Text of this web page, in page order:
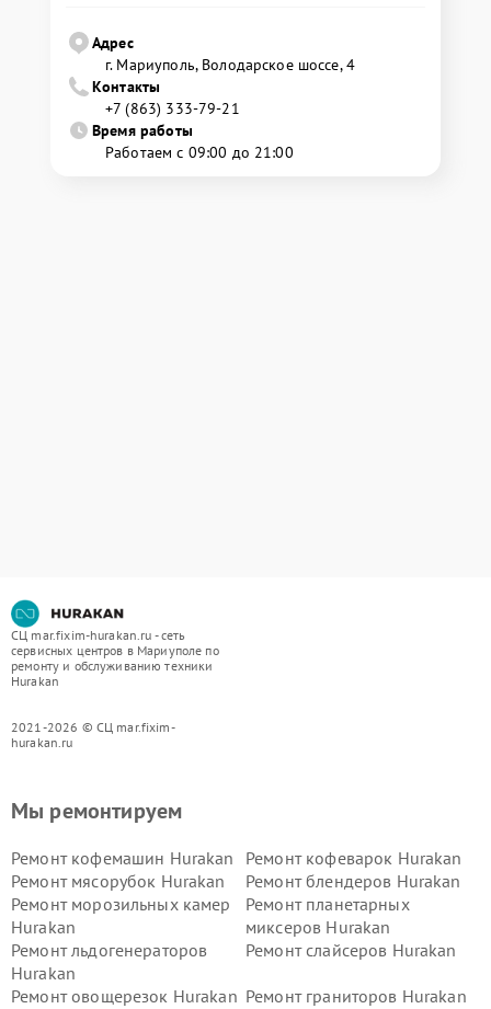
Адрес
г. Мариуполь, Володарское шоссе, 4
Контакты
+7 (863) 333-79-21
Время работы
Работаем с 09:00 до 21:00
СЦ mar.fixim-hurakan.ru - сеть
сервисных центров в Мариуполе по
ремонту и обслуживанию техники
Hurakan
2021-2026 © СЦ mar.fixim-
hurakan.ru
Мы ремонтируем
Ремонт кофемашин Hurakan
Ремонт кофеварок Hurakan
Ремонт мясорубок Hurakan
Ремонт блендеров Hurakan
Ремонт морозильных камер
Hurakan
Ремонт планетарных
миксеров Hurakan
Ремонт льдогенераторов
Hurakan
Ремонт слайсеров Hurakan
Ремонт овощерезок Hurakan Ремонт граниторов Hurakan